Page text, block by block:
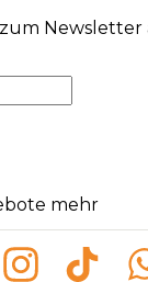
Newsletter
mehr